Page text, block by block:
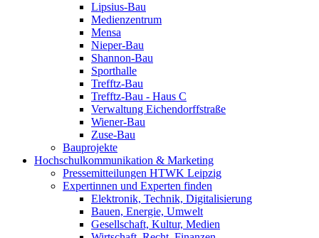
Lipsius-Bau
Medienzentrum
Mensa
Nieper-Bau
Shannon-Bau
Sporthalle
Trefftz-Bau
Trefftz-Bau - Haus C
Verwaltung Eichendorffstraße
Wiener-Bau
Zuse-Bau
Bauprojekte
Hochschulkommunikation & Marketing
Pressemitteilungen HTWK Leipzig
Expertinnen und Experten finden
Elektronik, Technik, Digitalisierung
Bauen, Energie, Umwelt
Gesellschaft, Kultur, Medien